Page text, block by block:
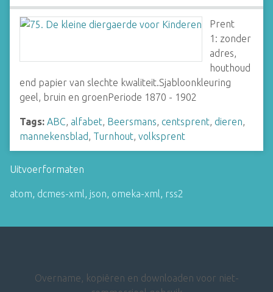
Prent
1: zonder
adres,
houthoud
end papier van slechte kwaliteit.Sjabloonkleuring
geel, bruin en groenPeriode 1870 - 1902
Tags: ABC, alfabet, Beersmans, centsprent, dieren,
mannekensblad, Turnhout, volksprent
Uitvoerformaten
atom, dcmes-xml, json, omeka-xml, rss2
Overname, kopiëren en downloaden voor niet-